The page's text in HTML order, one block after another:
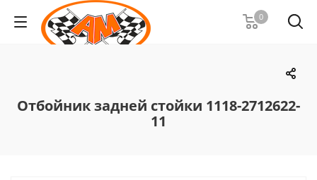
0
Отбойник задней стойки 1118-2712622-
11